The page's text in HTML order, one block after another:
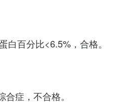
百分比<6.5%，合格。
症，不合格。